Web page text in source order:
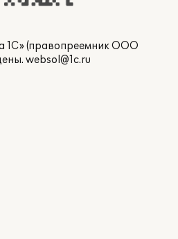
1С» (правопреемник ООО
websol@1c.ru